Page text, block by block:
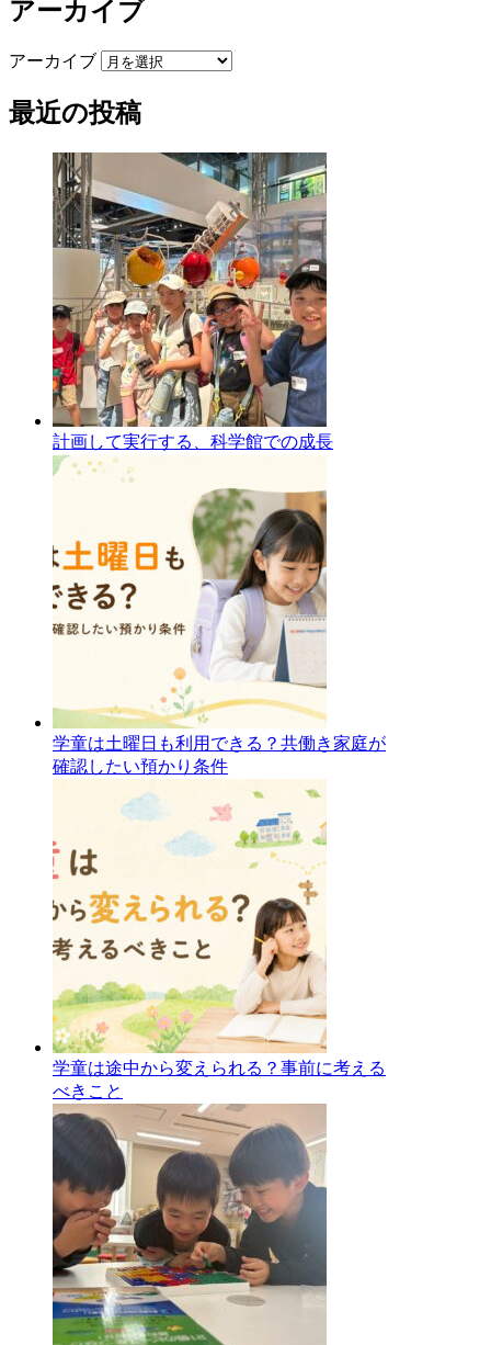
アーカイブ
アーカイブ
最近の投稿
計画して実行する、科学館での成長
学童は土曜日も利用できる？共働き家庭が
確認したい預かり条件
学童は途中から変えられる？事前に考える
べきこと